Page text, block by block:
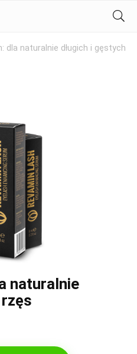
dla naturalnie długich i gęstych
naturalnie